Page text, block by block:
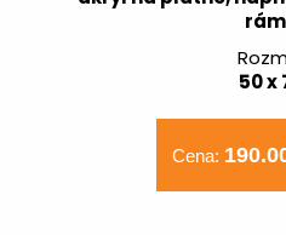
50 x
Cena: